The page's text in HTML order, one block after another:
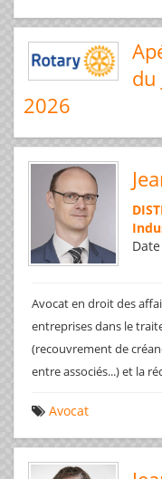
du
2026
Avocat en droit des
entreprises dans le
(recouvrement de
entre associés...) et la
Avocat